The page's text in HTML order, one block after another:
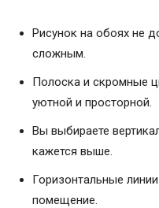
Рисунок на обоях не
сложным.
Полоска и скромные
уютной и просторной.
Вы выбираете
кажется выше.
Горизонтальные
помещение.